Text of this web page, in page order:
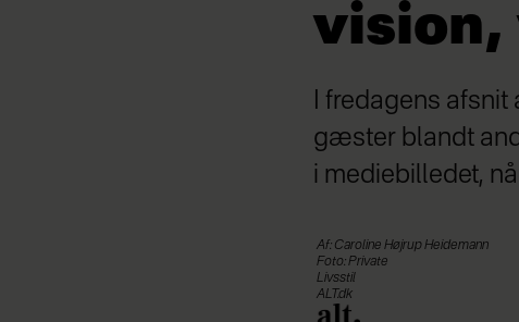
vision,
I fredagens afsnit
gæster blandt
i mediebilledet,
Af: Caroline Højrup Heidemann
Foto: Private
Livsstil
ALT.dk